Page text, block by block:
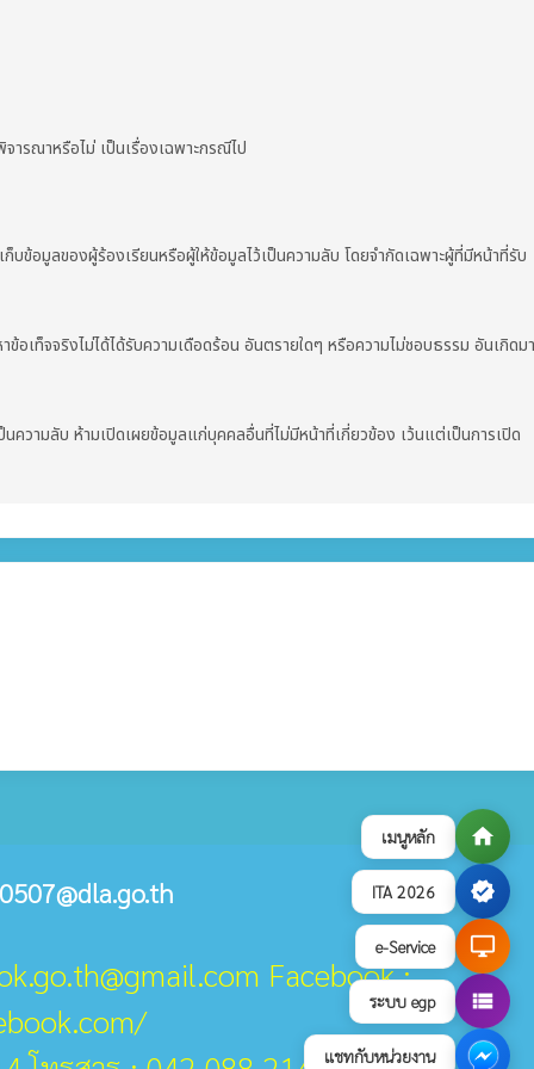
เมนูหลัก home
ITA 2026 verified
e-Service desktop_windows
ระบบ egp view_list
แชทกับหน่วยงาน
รณาหรือไม่ เป็นเรื่องเฉพาะกรณีไป
อมูลของผู้ร้องเรียนหรือผู้ให้ข้อมูลไว้เป็นความลับ โดยจำกัดเฉพาะผู้ที่มีหน้าที่รับ
เท็จจริงไม่ได้ได้รับความเดือดร้อน อันตรายใดๆ หรือความไม่ชอบธรรม อันเกิดมา
วามลับ ห้ามเปิดเผยข้อมูลแก่บุคคลอื่นที่ไม่มีหน้าที่เกี่ยวข้อง เว้นแต่เป็นการเปิด
Facebook :